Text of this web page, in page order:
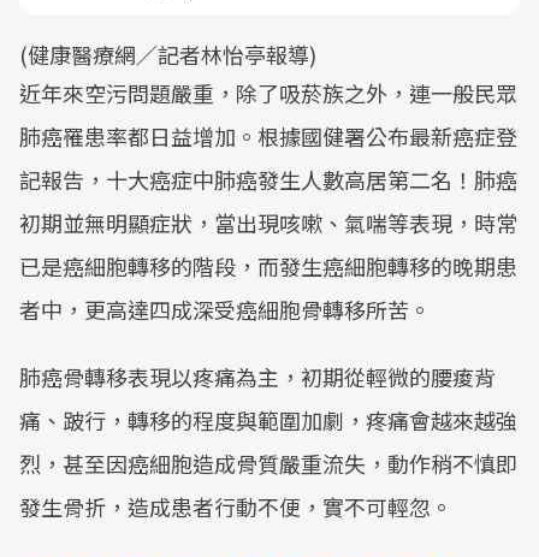
(健康醫療網／記者林怡亭報導)
近年來空污問題嚴重，除了吸菸族之外，連一般民眾
肺癌罹患率都日益增加。根據國健署公布最新癌症登
記報告，十大癌症中肺癌發生人數高居第二名！肺癌
初期並無明顯症狀，當出現咳嗽、氣喘等表現，時常
已是癌細胞轉移的階段，而發生癌細胞轉移的晚期患
者中，更高達四成深受癌細胞骨轉移所苦。
肺癌骨轉移表現以疼痛為主，初期從輕微的腰痠背
痛、跛行，轉移的程度與範圍加劇，疼痛會越來越強
烈，甚至因癌細胞造成骨質嚴重流失，動作稍不慎即
發生骨折，造成患者行動不便，實不可輕忽。